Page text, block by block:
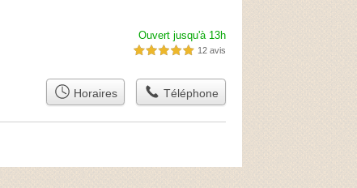
Ouvert jusqu'à 13h
5,0 étoiles sur 5 12 avis
Horaires Téléphone